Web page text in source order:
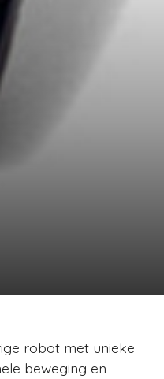
robot met unieke
beweging en